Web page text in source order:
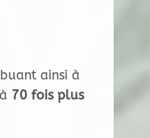
ainsi à
70 fois plus